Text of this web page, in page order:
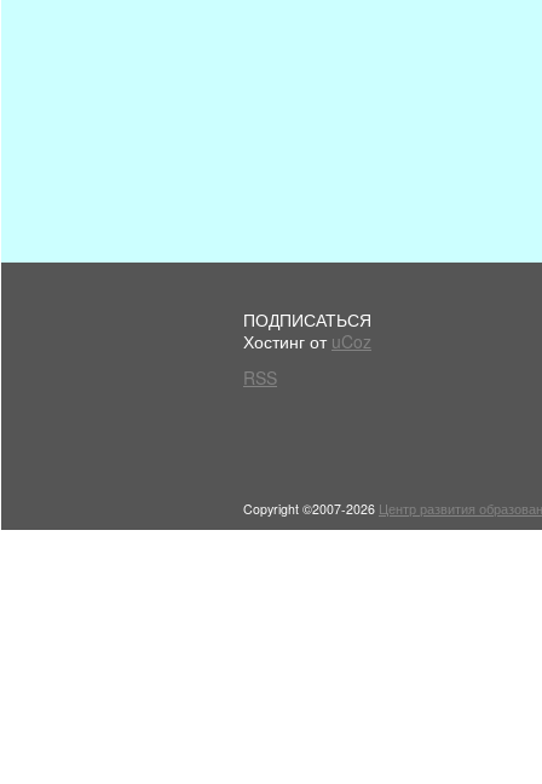
ПОДПИСАТЬСЯ
Хостинг от uCoz
RSS
Copyright ©2007-2026 Центр развития